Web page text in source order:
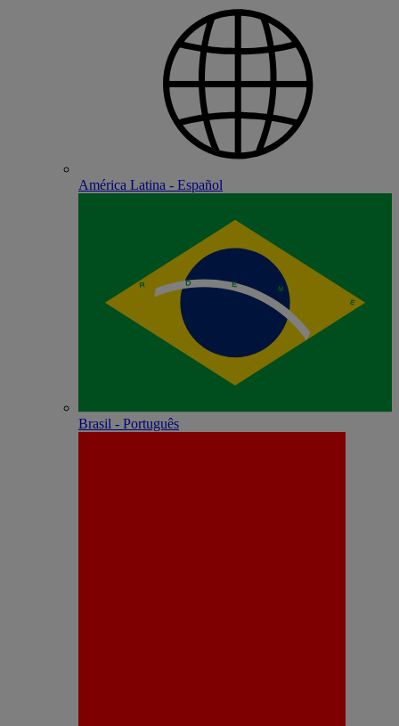
América Latina - Español
Brasil - Português